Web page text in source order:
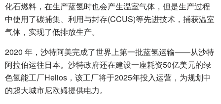
化石燃料，在生产蓝氢时也会产生温室气体，但是生产过程
中使用了碳捕集、利用与封存(CCUS)等先进技术，捕获温室
气体，实现了低排放生产。
2020 年，沙特阿美完成了世界上第一批蓝氢运输——从沙特
阿拉伯运往日本。沙特政府还在建设一座耗资50亿美元的绿
色氢能工厂Helios，该工厂将于2025年投入运营，为规划中
的超大城市尼欧姆提供电力。